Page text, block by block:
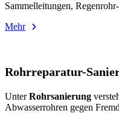
Sammelleitungen,
Mehr
Rohrreparatur-
UnterRohrsanierung
Abwasserrohren gegen